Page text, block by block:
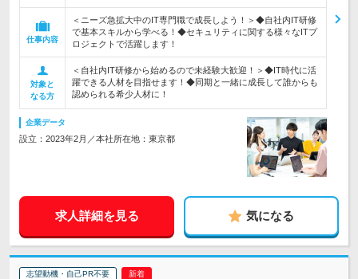
仕事内容
＜ニーズ急拡大中のIT専門職で成長しよう！＞◆自社内IT研修
で基本スキルから学べる！◆セキュリティに関する様々なITプ
ロジェクトで活躍します！
対象と
なる方
＜自社内IT研修から始めるので未経験大歓迎！＞◆IT時代に活
躍できる人材を目指せます！◆同期と一緒に成長して誰からも
認められる希少人材に！
企業データ
設立：2023年2月／本社所在地：東京都
求人詳細を見る 気になる
志望動機・自己PR不要